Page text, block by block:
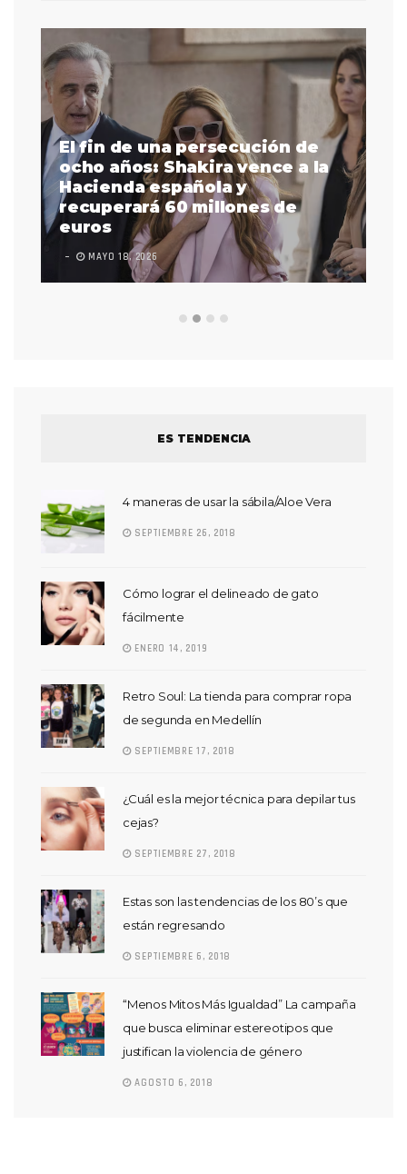
El fin de una persecución de
ocho años: Shakira vence a la
Hacienda española y
recuperará 60 millones de
euros
MAYO 18, 2026
ES TENDENCIA
4 maneras de usar la sábila/Aloe Vera
SEPTIEMBRE 26, 2018
Cómo lograr el delineado de gato
fácilmente
ENERO 14, 2019
Retro Soul: La tienda para comprar ropa
de segunda en Medellín
SEPTIEMBRE 17, 2018
¿Cuál es la mejor técnica para depilar tus
cejas?
SEPTIEMBRE 27, 2018
Estas son las tendencias de los 80’s que
están regresando
SEPTIEMBRE 6, 2018
“Menos Mitos Más Igualdad” La campaña
que busca eliminar estereotipos que
justifican la violencia de género
AGOSTO 6, 2018